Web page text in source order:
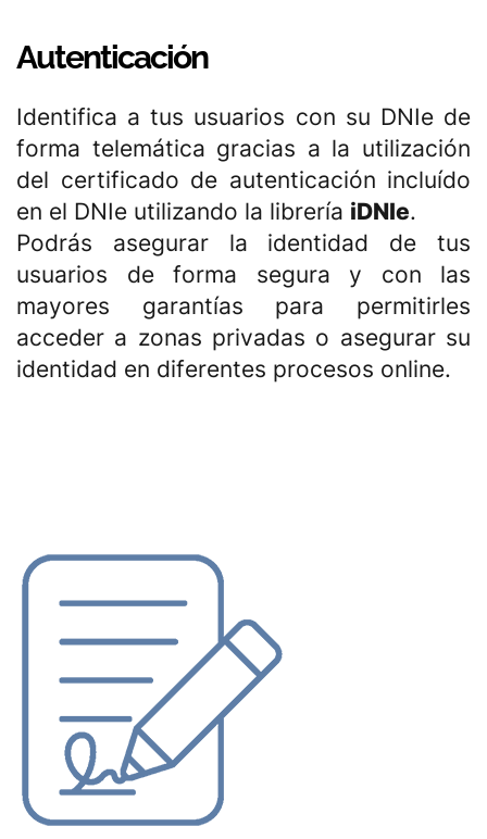
Autenticación
Identifica a tus usuarios con su DNIe de
forma telemática gracias a la utilización
del certificado de autenticación incluído
en el DNIe utilizando la librería iDNIe.
Podrás asegurar la identidad de tus
usuarios de forma segura y con las
mayores garantías para permitirles
acceder a zonas privadas o asegurar su
identidad en diferentes procesos online.